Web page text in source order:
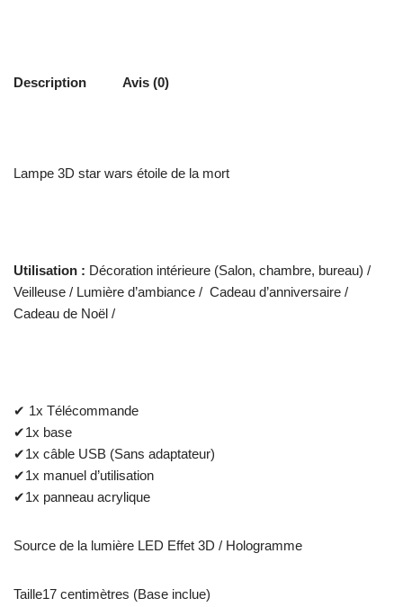
Description Avis (0)
Lampe 3D star wars étoile de la mort
Utilisation : Décoration intérieure (Salon, chambre, bureau) /
Veilleuse / Lumière d’ambiance / Cadeau d’anniversaire /
Cadeau de Noël /
✔ 1x Télécommande
✔1x base
✔1x câble USB (Sans adaptateur)
✔1x manuel d’utilisation
✔1x panneau acrylique
Source de la lumière LED Effet 3D / Hologramme
Taille17 centimètres (Base inclue)